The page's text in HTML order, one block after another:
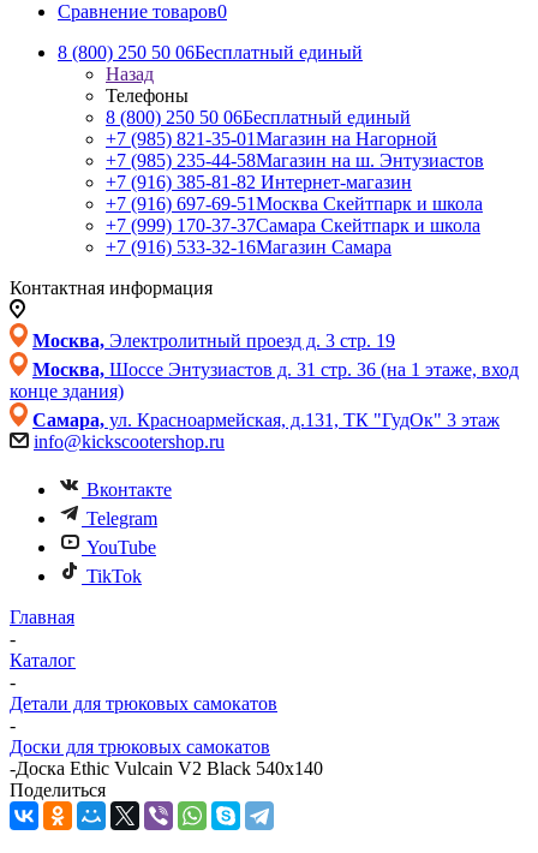
Сравнение товаров0
8 (800) 250 50 06Бесплатный единый
Назад
Телефоны
8 (800) 250 50 06Бесплатный единый
+7 (985) 821-35-01Магазин на Нагорной
+7 (985) 235-44-58Магазин на ш. Энтузиастов
+7 (916) 385-81-82 Интернет-магазин
+7 (916) 697-69-51Москва Скейтпарк и школа
+7 (999) 170-37-37Самара Скейтпарк и школа
+7 (916) 533-32-16Магазин Самара
Контактная информация
Москва, Электролитный проезд д. 3 стр. 19
Москва, Шоссе Энтузиастов д. 31 стр. 36 (на 1 этаже, вход
конце здания)
Самара, ул. Красноармейская, д.131, ТК "ГудОк" 3 этаж
info@kickscootershop.ru
Вконтакте
Telegram
YouTube
TikTok
Главная
-
Каталог
-
Детали для трюковых самокатов
-
Доски для трюковых самокатов
-Доска Ethic Vulcain V2 Black 540x140
Поделиться